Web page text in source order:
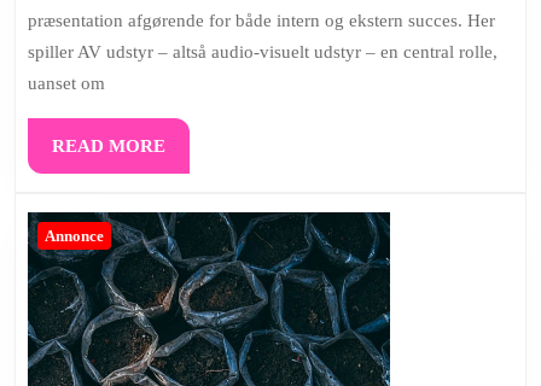
præsentation afgørende for både intern og ekstern succes. Her
spiller AV udstyr – altså audio-visuelt udstyr – en central rolle,
uanset om
READ MOREREAD
MORE
Annonce